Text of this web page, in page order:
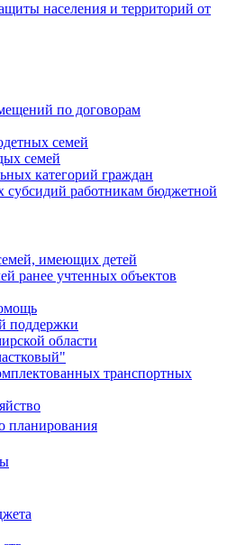
населения и территорий от
по договорам
семей
семей
категорий граждан
работникам бюджетной
имеющих детей
ранее учтенных объектов
поддержки
области
транспортных
планирования